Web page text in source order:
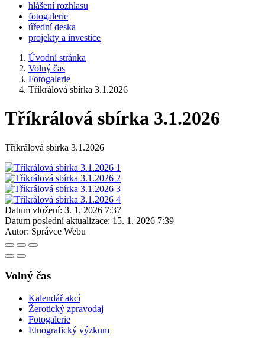
hlášení rozhlasu
fotogalerie
úřední deska
projekty a investice
Úvodní stránka
Volný čas
Fotogalerie
Tříkrálová sbírka 3.1.2026
Tříkrálová sbírka 3.1.2026
Tříkrálová sbírka 3.1.2026
Datum vložení: 3. 1. 2026 7:37
Datum poslední aktualizace: 15. 1. 2026 7:39
Autor: Správce Webu
Volný čas
Kalendář akcí
Žerotický zpravodaj
Fotogalerie
Etnografický výzkum